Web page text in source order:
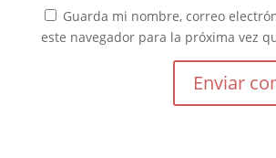
Guarda mi nombre, correo
este navegador para la próxima vez